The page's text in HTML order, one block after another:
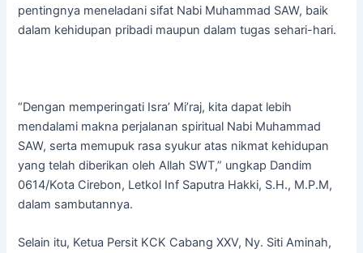
pentingnya meneladani sifat Nabi Muhammad SAW, baik
dalam kehidupan pribadi maupun dalam tugas sehari-hari.
“Dengan memperingati Isra’ Mi’raj, kita dapat lebih
mendalami makna perjalanan spiritual Nabi Muhammad
SAW, serta memupuk rasa syukur atas nikmat kehidupan
yang telah diberikan oleh Allah SWT,” ungkap Dandim
0614/Kota Cirebon, Letkol Inf Saputra Hakki, S.H., M.P.M,
dalam sambutannya.
Selain itu, Ketua Persit KCK Cabang XXV, Ny. Siti Aminah,